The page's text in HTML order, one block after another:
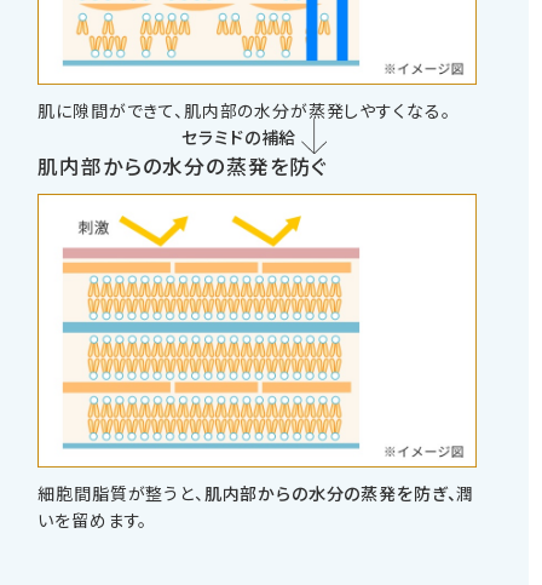
肌に隙間ができて、肌内部の水分が蒸発しやすくなる。
セラミドの補給
肌内部からの水分の蒸発を防ぐ
細胞間脂質が整うと、肌内部からの水分の蒸発を防ぎ、潤
いを留めます。